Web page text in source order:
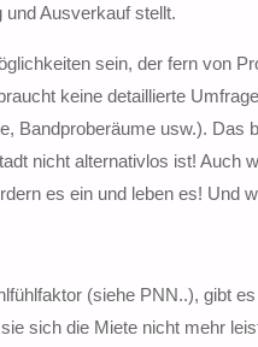
Ausverkauf stellt.
sein, der fern von
keine detaillierte
Bandproberäume usw.).
nicht alternativlos ist! Auch
es ein und leben es!
(siehe PNN..), gibt
sich die Miete nicht mehr